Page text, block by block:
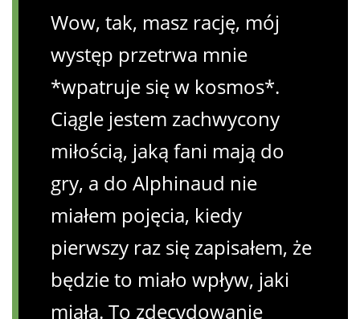
Wow, tak, masz rację, mój
występ przetrwa mnie
*wpatruje się w kosmos*.
Ciągle jestem zachwycony
miłością, jaką fani mają do
gry, a do Alphinaud nie
miałem pojęcia, kiedy
pierwszy raz się zapisałem, że
będzie to miało wpływ, jaki
miała. To zdecydowanie